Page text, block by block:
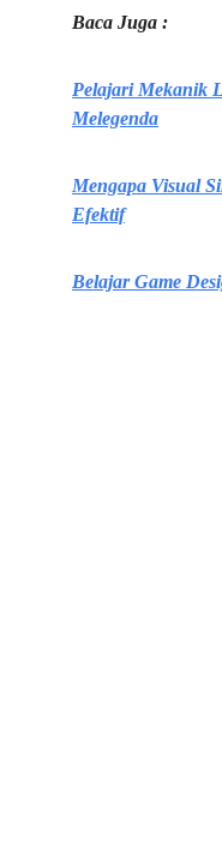
Baca Juga :
Pelajari Mekanik
Melegenda
Mengapa Visual
Efektif
Belajar Game